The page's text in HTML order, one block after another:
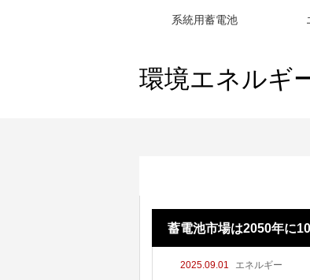
系統用蓄電池
環境エネルギ
蓄電池市場は2050年に
2025.09.01 エネルギー